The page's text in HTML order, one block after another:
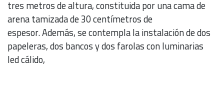
tres metros de altura, constituida por una cama de
arena tamizada de 30 centímetros de
espesor. Además, se contempla la instalación de dos
papeleras, dos bancos y dos farolas con luminarias
led cálido,